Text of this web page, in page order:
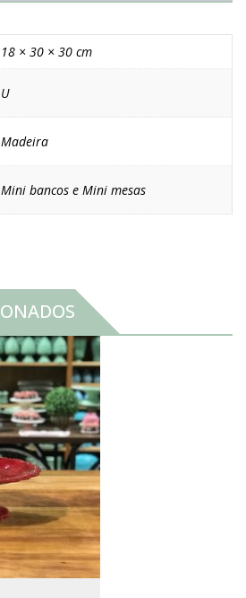
18 × 30 × 30 cm
U
Madeira
Mini bancos e Mini mesas